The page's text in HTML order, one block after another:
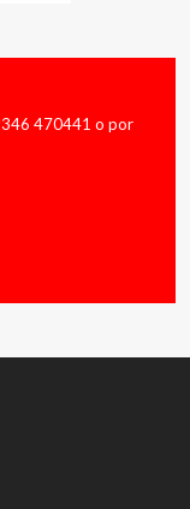
470441 o por